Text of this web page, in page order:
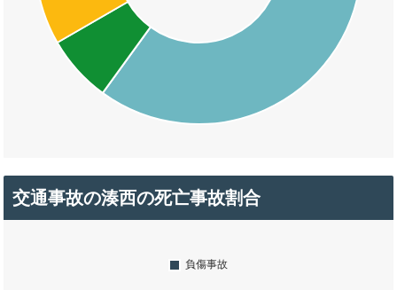
交通事故の湊西の死亡事故割合